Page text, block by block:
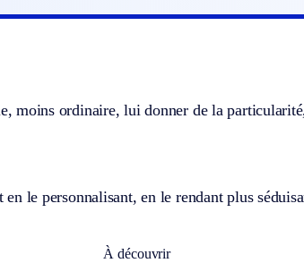
moins ordinaire, lui donner de la
le personnalisant, en le rendant plus
À découvrir